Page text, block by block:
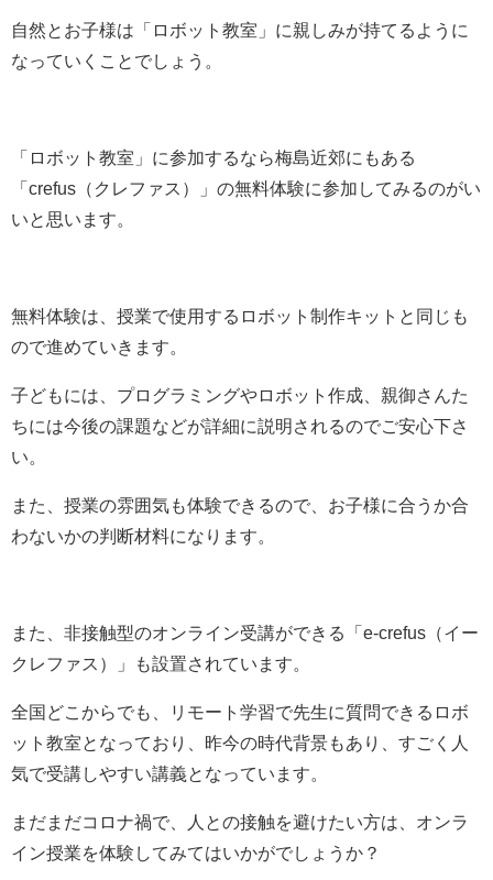
自然とお子様は「ロボット教室」に親しみが持てるように
なっていくことでしょう。
「ロボット教室」に参加するなら梅島近郊にもある
「crefus（クレファス）」の無料体験に参加してみるのがい
いと思います。
無料体験は、授業で使用するロボット制作キットと同じも
ので進めていきます。
子どもには、プログラミングやロボット作成、親御さんた
ちには今後の課題などが詳細に説明されるのでご安心下さ
い。
また、授業の雰囲気も体験できるので、お子様に合うか合
わないかの判断材料になります。
また、非接触型のオンライン受講ができる 「 e-crefus（イー
クレファス）
」も設置されています。
全国どこからでも、リモート学習で先生に質問できるロボ
ット教室となっており、昨今の時代背景もあり、すごく人
気で受講しやすい講義となっています。
まだまだコロナ禍で、人との接触を避けたい方は、オンラ
イン授業を体験してみてはいかがでしょうか？